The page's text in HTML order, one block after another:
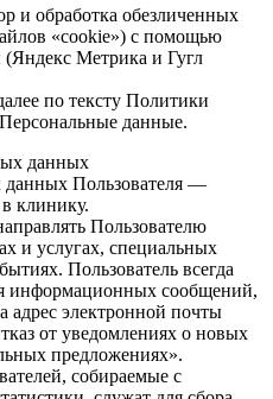
и обработка обезличенных
«cookie») с помощью
(Яндекс Метрика и Гугл
по тексту Политики
данные.
данных
данных Пользователя —
клинику.
Пользователю
и услугах, специальных
Пользователь всегда
информационных сообщений,
адрес электронной почты
от уведомлениях о новых
предложениях».
собираемые с